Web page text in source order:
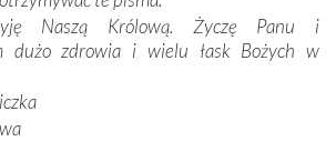
Apostołów Fatimy reprezentanci
pokoleń. Najmłodszy uczestnik
zaś senior, pan Zdzisław – już 94.
by tu przyjechać
Naszą Królową. Życzę Panu i
dużo zdrowia i wielu łask Bożych w